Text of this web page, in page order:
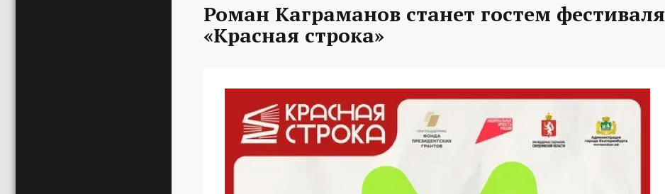
Роман Каграманов станет гостем фестиваля
«Красная строка»